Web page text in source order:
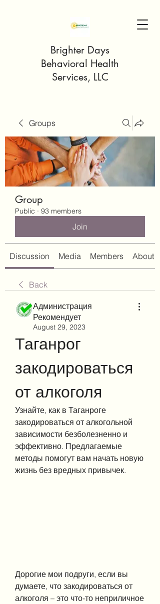
Brighter Days
Behavioral Health
Services, LLC
Groups
Group
Public · 93 members
Join
Discussion Media Members About
Back
Администрация
Рекомендует
August 29, 2023
Таганрог
закодироваться
от алкоголя
Узнайте, как в Таганроге
закодироваться от алкогольной
зависимости безболезненно и
эффективно. Предлагаемые
методы помогут вам начать новую
жизнь без вредных привычек.
Дорогие мои подруги, если вы
думаете, что закодироваться от
алкоголя – это что-то неприличное